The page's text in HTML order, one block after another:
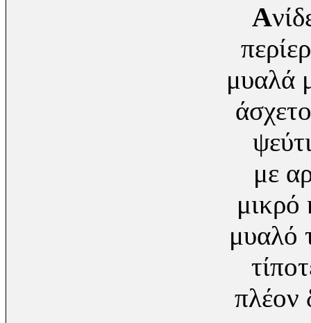
Α
μυαλά
με
μικρό
μυαλό
πλέον